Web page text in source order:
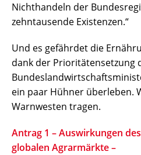
Nichthandeln der
zehntausende Existenzen.“
Und es gefährdet die
dank der Prioritätensetzung
ein paar Hühner überleben.
Warnwesten tragen.
Antrag 1 – Auswirkungen
globalen Agrarmärkte –